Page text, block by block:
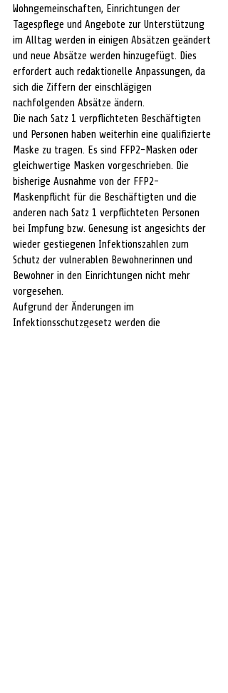
Wohngemeinschaften, Einrichtungen der
Tagespflege und Angebote zur Unterstützung
im Alltag werden in einigen Absätzen geändert
und neue Absätze werden hinzugefügt. Dies
erfordert auch redaktionelle Anpassungen, da
sich die Ziffern der einschlägigen
nachfolgenden Absätze ändern.
Die nach Satz 1 verpflichteten Beschäftigten
und Personen haben weiterhin eine qualifizierte
Maske zu tragen. Es sind FFP2-Masken oder
gleichwertige Masken vorgeschrieben. Die
bisherige Ausnahme von der FFP2-
Maskenpflicht für die Beschäftigten und die
anderen nach Satz 1 verpflichteten Personen
bei Impfung bzw. Genesung ist angesichts der
wieder gestiegenen Infektionszahlen zum
Schutz der vulnerablen Bewohnerinnen und
Bewohner in den Einrichtungen nicht mehr
vorgesehen.
Aufgrund der Änderungen im
Infektionsschutzgesetz werden die